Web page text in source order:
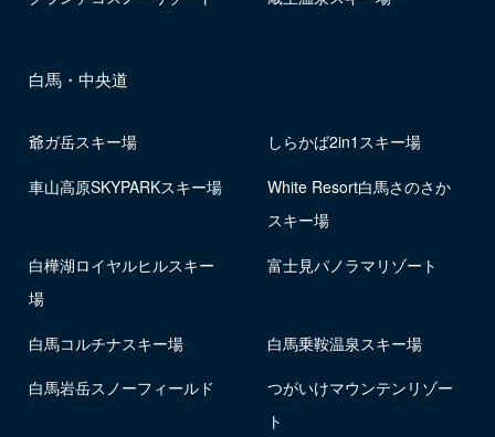
白馬・中央道
爺ガ岳スキー場 しらかば2in1スキー場
車山高原SKYPARKスキー場
White Resort白馬さのさか
スキー場
白樺湖ロイヤルヒルスキー
場
富士見パノラマリゾート
白馬コルチナスキー場 白馬乗鞍温泉スキー場
白馬岩岳スノーフィールド
つがいけマウンテンリゾー
ト